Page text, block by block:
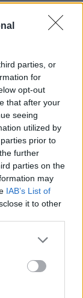
parties, or
for
opt-out
that after your
seeing
utilized by
prior to
further
parties on the
may
IAB’s List of
it to other
νέο deal
των κερδών της
πέντε χρόνια
εξέλιξη του
δράσεις με